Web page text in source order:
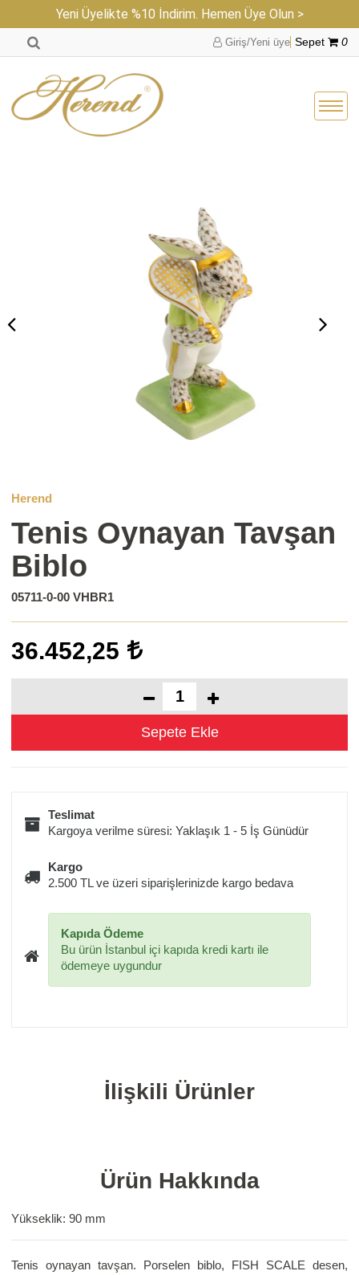
Yeni Üyelikte %10 İndirim. Hemen Üye Olun >
Giriş/Yeni üye Sepet 0
Herend
Tenis Oynayan Tavşan
Biblo
05711-0-00 VHBR1
36.452,25
Teslimat
Kargoya verilme süresi: Yaklaşık 1 - 5 İş Günüdür
Kargo
2.500 TL ve üzeri siparişlerinizde kargo bedava
Kapıda Ödeme
Bu ürün İstanbul içi kapıda kredi kartı ile
ödemeye uygundur
İlişkili Ürünler
Ürün Hakkında
Yükseklik: 90 mm
Tenis oynayan tavşan. Porselen biblo, FISH SCALE desen,